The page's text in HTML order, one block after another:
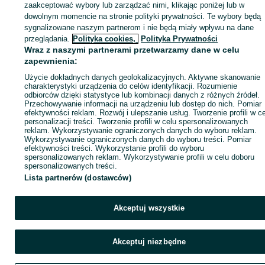
Zaloguj się / Załóż konto
zaakceptować wybory lub zarządzać nimi, klikając poniżej lub w
dowolnym momencie na stronie polityki prywatności. Te wybory będą
sygnalizowane naszym partnerom i nie będą miały wpływu na dane
przeglądania. Polityka cookies, Polityka Prywatności
Wraz z naszymi partnerami przetwarzamy dane w celu
zapewnienia:
Użycie dokładnych danych geolokalizacyjnych. Aktywne skanowanie
charakterystyki urządzenia do celów identyfikacji. Rozumienie
odbiorców dzięki statystyce lub kombinacji danych z różnych źródeł.
Przechowywanie informacji na urządzeniu lub dostęp do nich. Pomiar
efektywności reklam. Rozwój i ulepszanie usług. Tworzenie profili w
personalizacji treści. Tworzenie profili w celu spersonalizowanych
reklam. Wykorzystywanie ograniczonych danych do wyboru reklam.
Wykorzystywanie ograniczonych danych do wyboru treści. Pomiar
efektywności treści. Wykorzystanie profili do wyboru
spersonalizowanych reklam. Wykorzystywanie profili w celu doboru
spersonalizowanych treści.
Lista partnerów (dostawców)
Akceptuj wszystkie
Akceptuj niezbędne